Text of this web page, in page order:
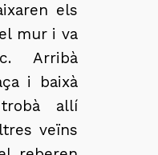
els
mur i va
Arribà
i baixà
allí
veïns